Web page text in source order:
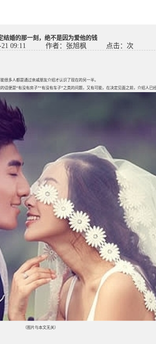
结婚的那一刻，绝不是因为爱他的钱
09:11 作者：张旭枫 点击： 次
很多人都是通过亲戚朋友介绍才认识了现在的另一半。
便是“有没有房子”“有没有车子”之类的问题，又有可能，在决定见面之前，介绍人已
（图片与本文无关）